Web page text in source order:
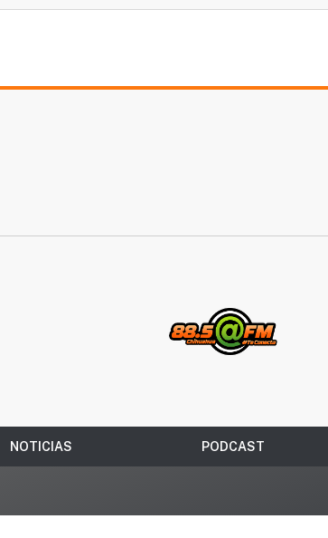
NOTICIAS PODCAST